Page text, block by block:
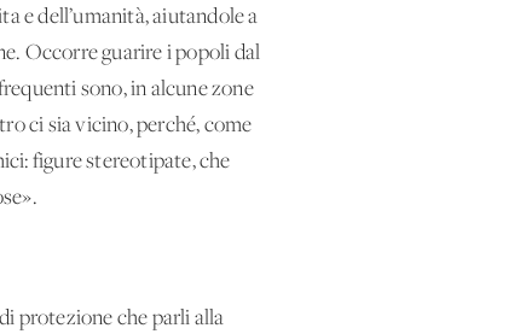
e dell’umanità, aiutandole a
Occorre guarire i popoli dal
sono, in alcune zone
ci sia vicino, perché, come
figure stereotipate, che
protezione che parli alla